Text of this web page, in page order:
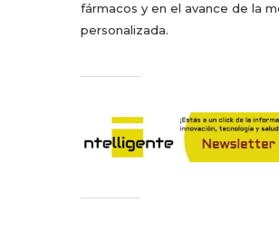
fármacos y en el avance de la
personalizada.